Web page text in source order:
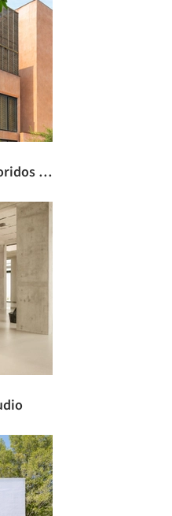
Residência Conto dos Pátios Coloridos / Architects Collaborative